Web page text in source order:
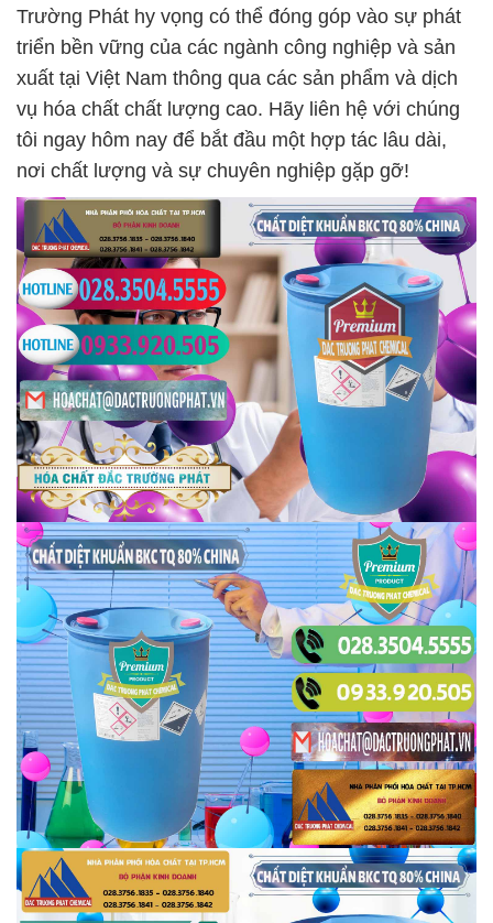
Trường Phát hy vọng có thể đóng góp vào sự phát
triển bền vững của các ngành công nghiệp và sản
xuất tại Việt Nam thông qua các sản phẩm và dịch
vụ hóa chất chất lượng cao. Hãy liên hệ với chúng
tôi ngay hôm nay để bắt đầu một hợp tác lâu dài,
nơi chất lượng và sự chuyên nghiệp gặp gỡ!